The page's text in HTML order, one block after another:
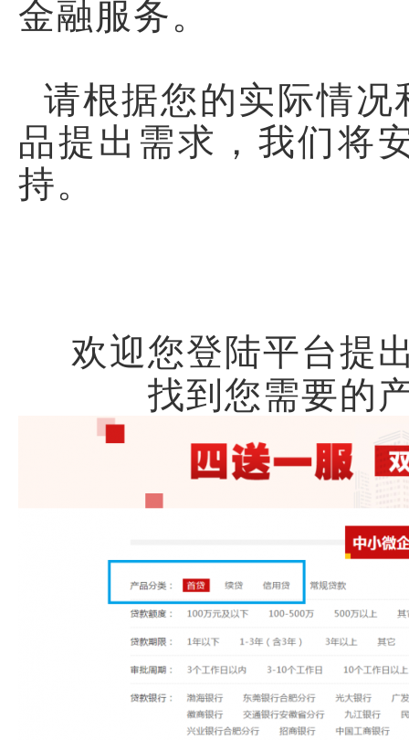
金融服务。
请根据您的实际情
品提出需求，我们将
持。
欢迎您登陆平台提
找到您需要的